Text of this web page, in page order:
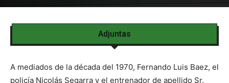
Adjuntas
A mediados de la década del 1970, Fernando Luis Baez, el
policía Nicolás Segarra y el entrenador de apellido Sr.